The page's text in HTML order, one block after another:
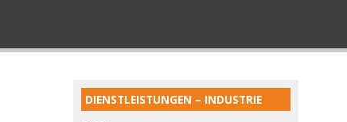
DIENSTLEISTUNGEN – INDUSTRIE